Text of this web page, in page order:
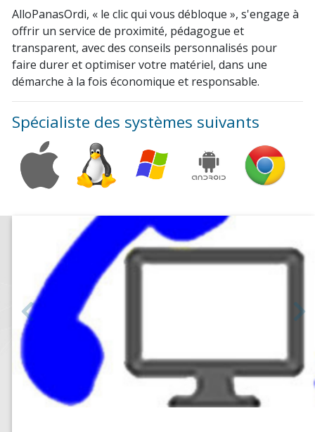
AlloPanasOrdi, « le clic qui vous débloque », s'engage à
offrir un service de proximité, pédagogue et
transparent, avec des conseils personnalisés pour
faire durer et optimiser votre matériel, dans une
démarche à la fois économique et responsable.
Spécialiste des systèmes suivants
Précédent